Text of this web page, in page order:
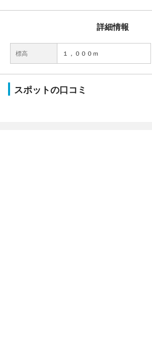
詳細情報
標高 １，０００ｍ
スポットの口コミ